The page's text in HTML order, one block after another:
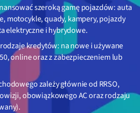
szeroką gamę pojazdów: auta
motocykle, quady, kampery, pojazdy
elektryczne i hybrydowe.
kredytów: na nowe i używane
online oraz z zabezpieczeniem lub
zależy głównie od RRSO,
obowiązkowego AC oraz rodzaju